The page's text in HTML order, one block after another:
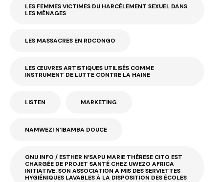
LES FEMMES VICTIMES DU HARCÈLEMENT SEXUEL DANS
LES MÉNAGES
LES MASSACRES EN RDCONGO
LES ŒUVRES ARTISTIQUES UTILISÉS COMME
INSTRUMENT DE LUTTE CONTRE LA HAINE
LISTEN MARKETING
NAMWEZI N’IBAMBA DOUCE
ONU INFO / ESTHER N’SAPU MARIE THÈRESE CITO EST
CHARGÉE DE PROJET SANTÉ CHEZ UWEZO AFRICA
INITIATIVE. SON ASSOCIATION A MIS DES SERVIETTES
HYGIÉNIQUES LAVABLES À LA DISPOSITION DES ÉCOLES